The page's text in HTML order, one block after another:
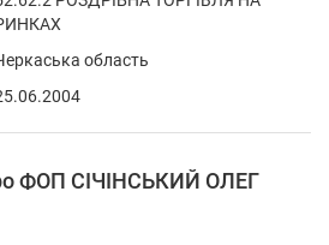
область
ФОП СІЧІНСЬКИЙ ОЛЕГ